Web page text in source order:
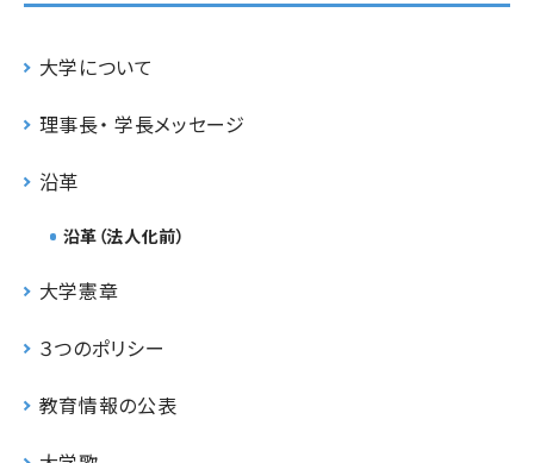
大学について
理事長・ 学長メッセージ
沿革
沿革（法人化前）
大学憲章
３つのポリシー
教育情報の公表